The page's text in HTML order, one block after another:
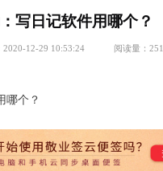
写日记软件用哪个？
2020-12-29 10:53:24 阅读量： 251
哪个？